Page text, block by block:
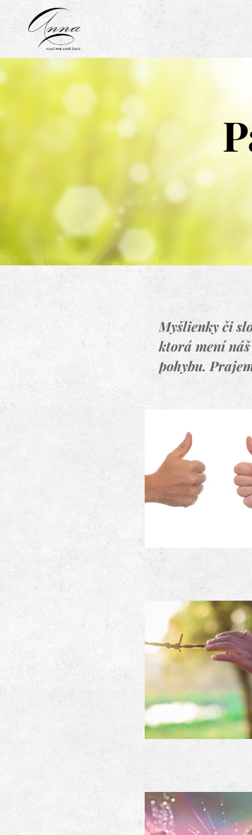
Myšlienky či
ktorá mení
pohybu.